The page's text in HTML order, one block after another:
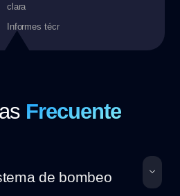
clara
Informes técnicos
Frecuente
de bombeo